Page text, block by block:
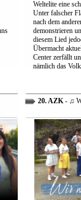
Weltelite eine
Unter falscher
nach dem
demonstrieren
diesem Lied
Übermacht
Center zerfällt
nämlich das
20. AZK- ♫